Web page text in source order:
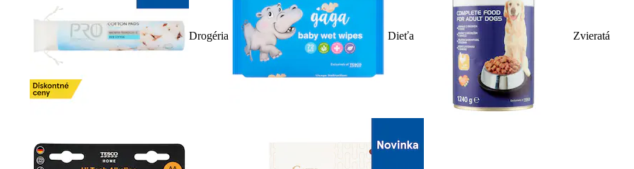
Drogéria Dieťa Zvieratá